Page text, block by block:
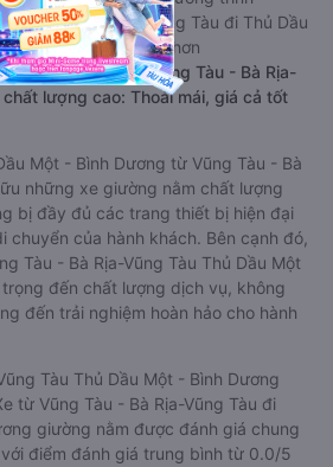
Tàu - Bà Rịa-Vũng Tàu đi Thủ Dầu
này có thể sẽ rẻ hơn
- Bình Dương từ Vũng Tàu - Bà Rịa-
lượng cao: Thoải mái, giá cả tốt
Một - Bình Dương từ Vũng Tàu - Bà
những xe giường nằm chất lượng
bị đầy đủ các trang thiết bị hiện đại
chuyển của hành khách. Bên cạnh đó,
Tàu - Bà Rịa-Vũng Tàu Thủ Dầu Một
đến chất lượng dịch vụ, không
đến trải nghiệm hoàn hảo cho hành
Tàu Thủ Dầu Một - Bình Dương
từ Vũng Tàu - Bà Rịa-Vũng Tàu đi
giường nằm được đánh giá chung
điểm đánh giá trung bình từ 0.0/5